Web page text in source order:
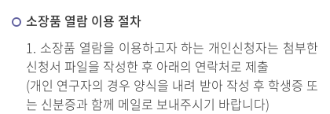
소장품 열람 이용 절차
1. 소장품 열람을 이용하고자 하는 개인신청자는 첨부한
신청서 파일을 작성한 후 아래의 연락처로 제출
(개인 연구자의 경우 양식을 내려 받아 작성 후 학생증 또
는 신분증과 함께 메일로 보내주시기 바랍니다)